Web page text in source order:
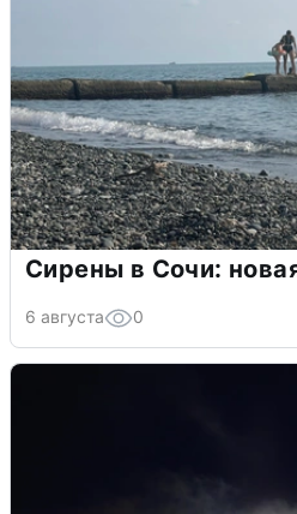
Сирены в Сочи:
6 августа 0